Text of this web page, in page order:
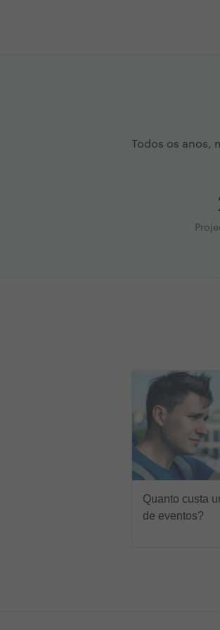
Todos os anos,
Quanto custa
de eventos?